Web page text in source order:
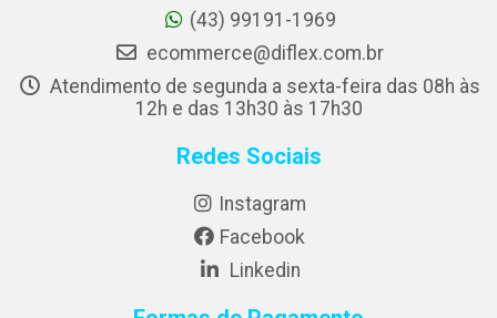
(43) 99191-1969
ecommerce@diflex.com.br
Atendimento de segunda a sexta-feira das 08h às
12h e das 13h30 às 17h30
Redes Sociais
Instagram
Facebook
Linkedin